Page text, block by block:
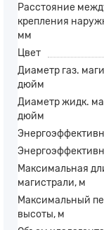
Расстояние
крепления
мм
Цвет
Диаметр газ.
дюйм
Диаметр жидк.
дюйм
Максимальная
магистрали, м
Максимальный
высоты, м